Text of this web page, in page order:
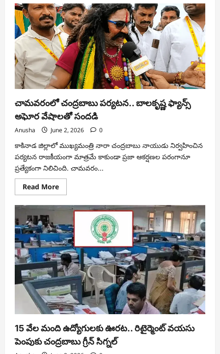
పోలవరం
జిల్లాలో
పెద్దపులి
హల్‌చల్..
16
పశువులను
బలి
తీసుకున్న
పులి…
చామవరంలో చంద్రబాబు పర్యటన.. బాలకృష్ణ ఫ్యాన్స్
అఘోర వేషాలతో సందడి
Anusha June 2, 2026 0
కాకినాడ జిల్లాలో ముఖ్యమంత్రి నారా చంద్రబాబు నాయుడు నిర్వహించిన
పర్యటన రాజకీయంగా మాత్రమే కాకుండా ప్రజా ఆకర్షణల పరంగానూ
ప్రత్యేకంగా నిలిచింది. చామవరం...
Read MoreRead
more
చామవరంలో
చంద్రబాబు
పర్యటన..
బాలకృష్ణ
ఫ్యాన్స్
అఘోర
వేషాలతో
సందడి
15 వేల మంది ఉద్యోగులకు ఊరట.. రిటైర్మెంట్ వయసు
పెంపుకు చంద్రబాబు గ్రీన్ సిగ్నల్